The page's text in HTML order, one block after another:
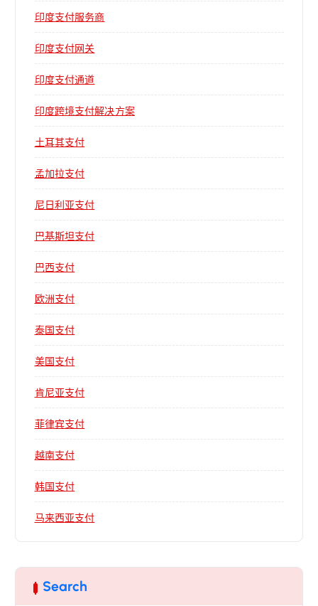
印度支付服务商
印度支付网关
印度支付通道
印度跨境支付解决方案
土耳其支付
孟加拉支付
尼日利亚支付
巴基斯坦支付
巴西支付
欧洲支付
泰国支付
美国支付
肯尼亚支付
菲律宾支付
越南支付
韩国支付
马来西亚支付
Search